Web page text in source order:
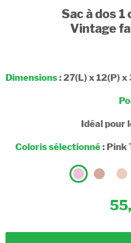
Sac à dos
Vintage
Dimensions: 27(L) x 12(P) x
Idéal pour
Coloris sélectionné: Pink